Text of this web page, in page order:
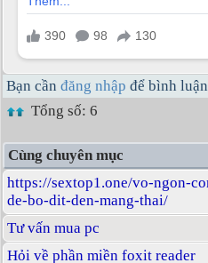
Bạn cần đăng nhập để bình luận
Tổng số: 6
Cùng chuyên mục
https://sextop1.one/vo-ngon-
de-bo-dit-den-mang-thai/
Tư vấn mua pc
Hỏi về phần miền foxit reader